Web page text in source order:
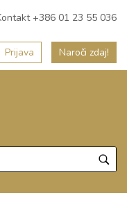
+386 01 23 55 036
Prijava Naroči zdaj!